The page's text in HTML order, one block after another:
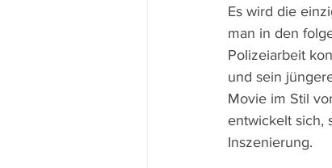
Es wird die
man in den
Polizeiarbeit
und sein
Movie im Stil
entwickelt sich,
Inszenierung.